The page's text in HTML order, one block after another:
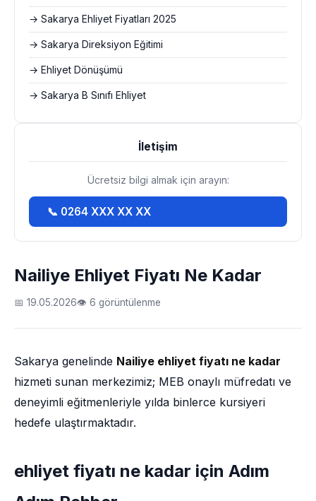
Nailiye Ehliyet Fiyatı Ne Kadar
📅 19.05.2026👁 6 görüntülenme
Sakarya genelinde Nailiye ehliyet fiyatı ne kadar
hizmeti sunan merkezimiz; MEB onaylı müfredatı ve
deneyimli eğitmenleriyle yılda binlerce kursiyeri
hedefe ulaştırmaktadır.
ehliyet fiyatı ne kadar için Adım
→ Sakarya Ehliyet Fiyatları 2025
→ Sakarya Direksiyon Eğitimi
→ Ehliyet Dönüşümü
→ Sakarya B Sınıfı Ehliyet
İletişim
Ücretsiz bilgi almak için arayın:
📞 0264 XXX XX XX